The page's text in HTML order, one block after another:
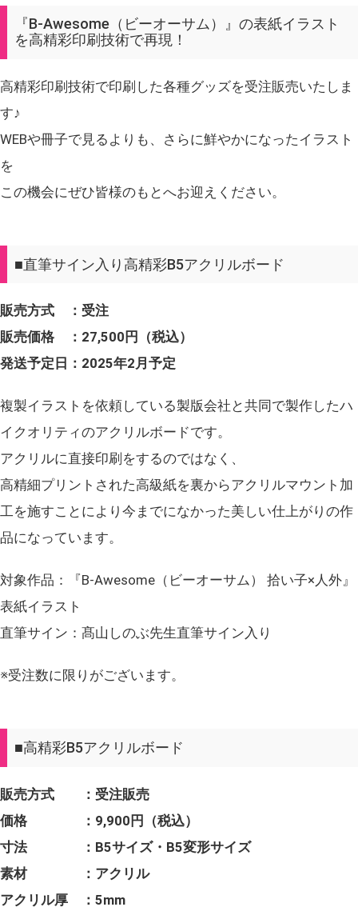
『B-Awesome（ビーオーサム）』の表紙イラスト
を高精彩印刷技術で再現！
高精彩印刷技術で印刷した各種グッズを受注販売いたしま
す♪
WEBや冊子で見るよりも、さらに鮮やかになったイラスト
を
この機会にぜひ皆様のもとへお迎えください。
■直筆サイン入り高精彩B5アクリルボード
販売方式 ：受注
販売価格 ：27,500円（税込）
発送予定日：2025年2月予定
複製イラストを依頼している製版会社と共同で製作したハ
イクオリティのアクリルボードです。
アクリルに直接印刷をするのではなく、
高精細プリントされた高級紙を裏からアクリルマウント加
工を施すことにより今までになかった美しい仕上がりの作
品になっています。
対象作品：『B-Awesome（ビーオーサム） 拾い子×人外』
表紙イラスト
直筆サイン：髙山しのぶ先生直筆サイン入り
※受注数に限りがございます。
■高精彩B5アクリルボード
販売方式 ：受注販売
価格 ：9,900円（税込）
寸法 ：B5サイズ・B5変形サイズ
素材 ：アクリル
アクリル厚 ：5mm